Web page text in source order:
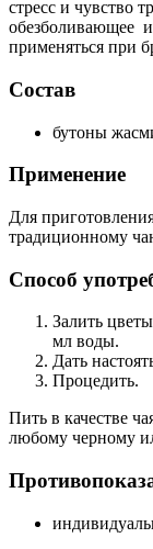
стресс и чувство
обезболивающее и
применяться при
Состав
бутоны
Применение
Для
традиционному
Способ
Залить
мл воды.
Дать
Процедить.
Пить в качестве
любому черному